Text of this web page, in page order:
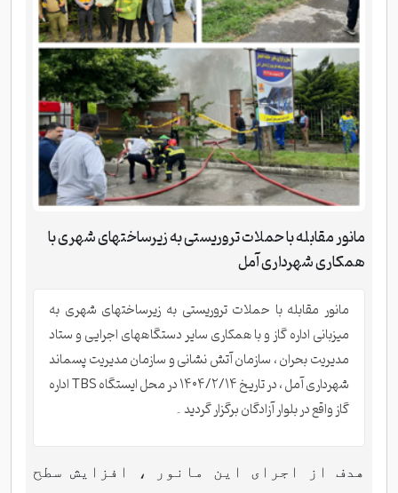
مانور مقابله با حملات تروریستی به زیرساختهای شهری با
همکاری شهرداری آمل
مانور مقابله با حملات تروریستی به زیرساختهای شهری به
میزبانی اداره گاز و با همکاری سایر دستگاههای اجرایی و ستاد
مدیریت بحران ، سازمان آتش نشانی و سازمان مدیریت پسماند
شهرداری آمل ، در تاریخ ۱۴۰۴/۲/۱۴ در محل ایستگاه TBS اداره
گاز واقع در بلوار آزادگان برگزار گردید ۔
هدف از اجرای این مانور ، افزایش سطح